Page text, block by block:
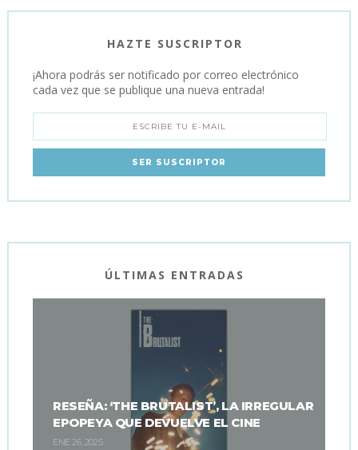
HAZTE SUSCRIPTOR
¡Ahora podrás ser notificado por correo electrónico
cada vez que se publique una nueva entrada!
ÚLTIMAS ENTRADAS
RESEÑA: ‘THE BRUTALIST’, LA IRREGULAR
EPOPEYA QUE DEVUELVE EL CINE
ENE 26, 2025